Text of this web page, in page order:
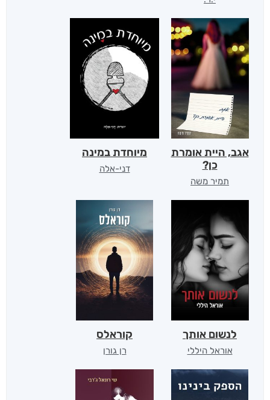
אגב, היית אומרת
כן?
תמיר משה
מיוחדת במינה
דני-אלה
לנשום אותך
אוראל היללי
קוראלס
רן גורן